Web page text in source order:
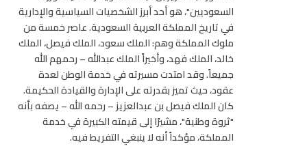
السعوديين"، هو أحد أبرز الشخصيات السياسية والإدارية
في تاريخ المملكة العربية السعودية. عاصر خمسة من
ملوك المملكة وهم: الملك سعود، الملك فيصل، الملك
خالد، الملك فهد، وأخيراً الملك عبدالله – رحمهم الله
جميعاً. وقد امتدت مسيرته في خدمة الوطن لعدة
عقود، حيث تميز بقدرته على الإدارة والقيادة الحكيمة.
كان الملك فيصل بن عبدالعزيز – رحمه الله – يصفه بأنه
"ثروة وطنية"، مشيرًا إلى قيمته الكبيرة في خدمة
المملكة، مؤكداً أنه لا ينبغي التفريط فيه.